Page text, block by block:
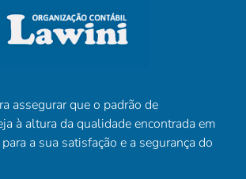
assegurar que o padrão de
à altura da qualidade encontrada em
a sua satisfação e a segurança do